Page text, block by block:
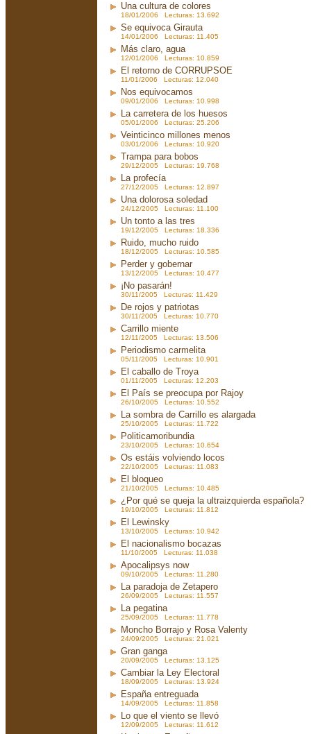
Una cultura de colores
18/01/2006 Lecturas: 13.692
Se equivoca Girauta
14/01/2006 Lecturas: 11.405
Más claro, agua
12/01/2006 Lecturas: 10.859
El retorno de CORRUPSOE
11/01/2006 Lecturas: 12.040
Nos equivocamos
09/01/2006 Lecturas: 10.998
La carretera de los huesos
05/01/2006 Lecturas: 25.206
Veinticinco millones menos
03/01/2006 Lecturas: 10.920
Trampa para bobos
29/12/2005 Lecturas: 19.768
La profecía
27/12/2005 Lecturas: 12.897
Una dolorosa soledad
24/12/2005 Lecturas: 11.100
Un tonto a las tres
19/12/2005 Lecturas: 18.336
Ruido, mucho ruido
18/12/2005 Lecturas: 10.585
Perder y gobernar
13/12/2005 Lecturas: 10.477
¡No pasarán!
30/11/2005 Lecturas: 11.429
De rojos y patriotas
30/11/2005 Lecturas: 10.770
Carrillo miente
12/11/2005 Lecturas: 13.506
Periodismo carmelita
05/11/2005 Lecturas: 10.901
El caballo de Troya
01/11/2005 Lecturas: 12.203
El País se preocupa por Rajoy
26/10/2005 Lecturas: 10.552
La sombra de Carrillo es alargada
25/10/2005 Lecturas: 11.722
Politicamoribundia
23/10/2005 Lecturas: 10.654
Os estáis volviendo locos
22/10/2005 Lecturas: 11.083
El bloqueo
21/10/2005 Lecturas: 10.485
¿Por qué se queja la ultraizquierda española?
19/10/2005 Lecturas: 11.812
El Lewinsky
13/10/2005 Lecturas: 10.942
El nacionalismo bocazas
11/10/2005 Lecturas: 11.038
Apocalipsys now
09/10/2005 Lecturas: 11.280
La paradoja de Zetapero
26/09/2005 Lecturas: 11.557
La pegatina
25/09/2005 Lecturas: 11.778
Moncho Borrajo y Rosa Valenty
24/09/2005 Lecturas: 21.021
Gran ganga
20/09/2005 Lecturas: 13.125
Cambiar la Ley Electoral
18/09/2005 Lecturas: 13.924
España entreguada
14/09/2005 Lecturas: 11.858
Lo que el viento se llevó
12/09/2005 Lecturas: 11.612